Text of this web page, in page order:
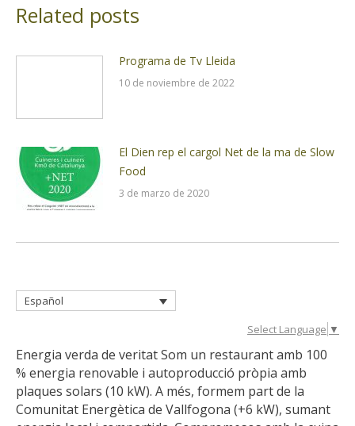
Related posts
Programa de Tv Lleida
10 de noviembre de 2022
El Dien rep el cargol Net de la ma de Slow
Food
3 de marzo de 2020
Español
Select Language ▼
Energia verda de veritat Som un restaurant amb 100
% energia renovable i autoproducció pròpia amb
plaques solars (10 kW). A més, formem part de la
Comunitat Energètica de Vallfogona (+6 kW), sumant